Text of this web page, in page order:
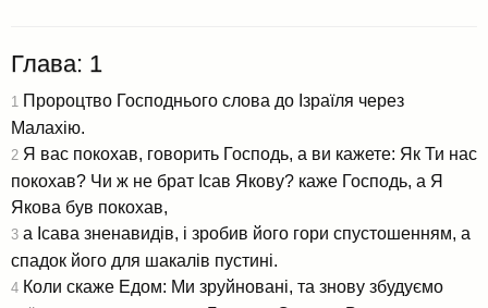
Глава: 1
1 Пророцтво Господнього слова до Ізраїля через
Малахію.
2 Я вас покохав, говорить Господь, а ви кажете: Як Ти нас
покохав? Чи ж не брат Ісав Якову? каже Господь, а Я
Якова був покохав,
3 а Ісава зненавидів, і зробив його гори спустошенням, а
спадок його для шакалів пустині.
4 Коли скаже Едом: Ми зруйновані, та знову збудуємо